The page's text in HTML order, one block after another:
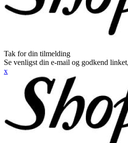
Tak for din tilmelding
Se venligst din e-mail og godkend
x